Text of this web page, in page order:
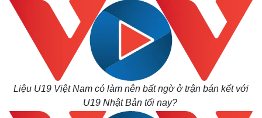
Liệu U19 Việt Nam có làm nên bất ngờ ở trận bán kết với
U19 Nhật Bản tối nay?